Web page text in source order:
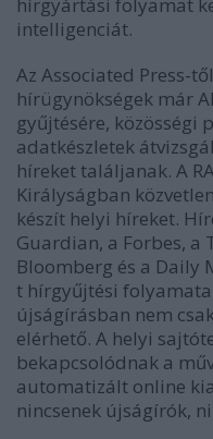
intelligenciát.
Az Associated Press-
hírügynökségek már
gyűjtésére, közösségi
adatkészletek
híreket találjanak. A
Királyságban
készít helyi híreket.
Guardian, a Forbes, a
Bloomberg és a Daily
t hírgyűjtési
újságírásban nem
elérhető. A helyi
bekapcsolódnak a
automatizált online
nincsenek újságírók,